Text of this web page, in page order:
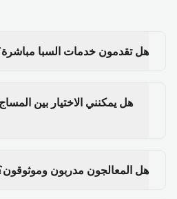
هل تقدمون خدمات السبا
هل يمكنني الاختيار بين
هل المعالجون مدربون